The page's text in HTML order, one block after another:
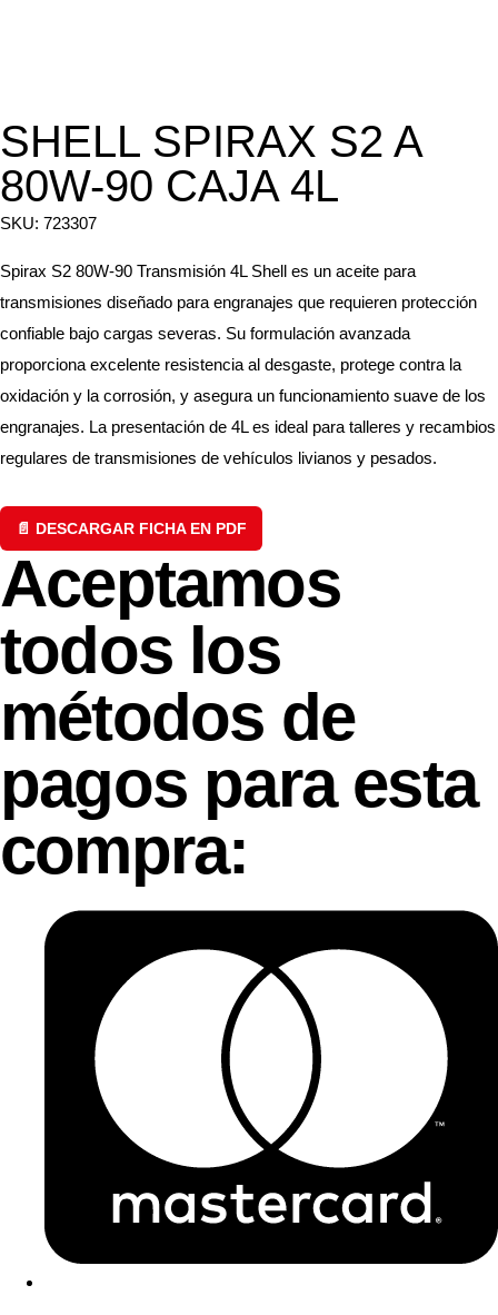
SHELL SPIRAX S2 A
80W-90 CAJA 4L
SKU: 723307
Spirax S2 80W-90 Transmisión 4L Shell es un aceite para
transmisiones diseñado para engranajes que requieren protección
confiable bajo cargas severas. Su formulación avanzada
proporciona excelente resistencia al desgaste, protege contra la
oxidación y la corrosión, y asegura un funcionamiento suave de los
engranajes. La presentación de 4L es ideal para talleres y recambios
regulares de transmisiones de vehículos livianos y pesados.
📄 DESCARGAR FICHA EN PDF
Aceptamos
todos los
métodos de
pagos para esta
compra: